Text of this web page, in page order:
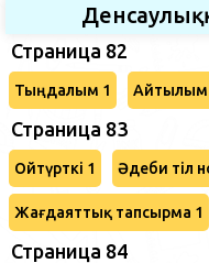
Страница 82
Тыңдалым 1 Айтылым
Страница 83
Ойтүрткі 1 Әдеби тіл
Жағдаяттық тапсырма 1
Страница 84